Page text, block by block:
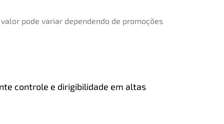
pode variar dependendo de promoções
controle e dirigibilidade em altas